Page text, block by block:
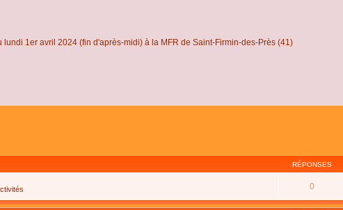
1er avril 2024 (fin d'après-midi) à la MFR de Saint-Firmin-des-Près (41)
RÉPONSES
0